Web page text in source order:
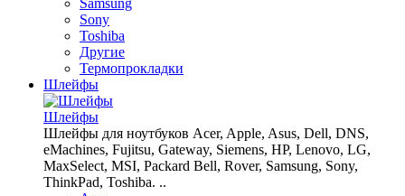
Samsung
Sony
Toshiba
Другие
Термопрокладки
Шлейфы
Шлейфы
Шлейфы для ноутбуков Acer, Apple, Asus, Dell, DNS,
eMachines, Fujitsu, Gateway, Siemens, HP, Lenovo, LG,
MaxSelect, MSI, Packard Bell, Rover, Samsung, Sony,
ThinkPad, Toshiba. ..